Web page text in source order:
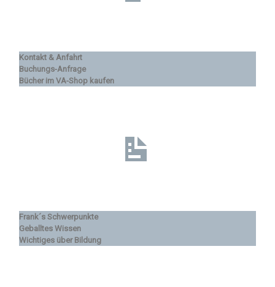
Kontakt & Anfahrt
Buchungs-Anfrage
Bücher im VA-Shop kaufen
Frank´s Schwerpunkte
Geballtes Wissen
Wichtiges über Bildung